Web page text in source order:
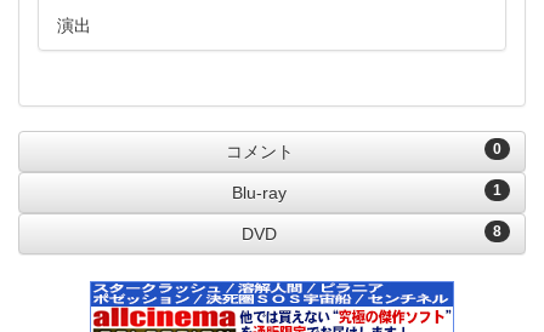
演出
0
コメント
1
Blu-ray
8
DVD